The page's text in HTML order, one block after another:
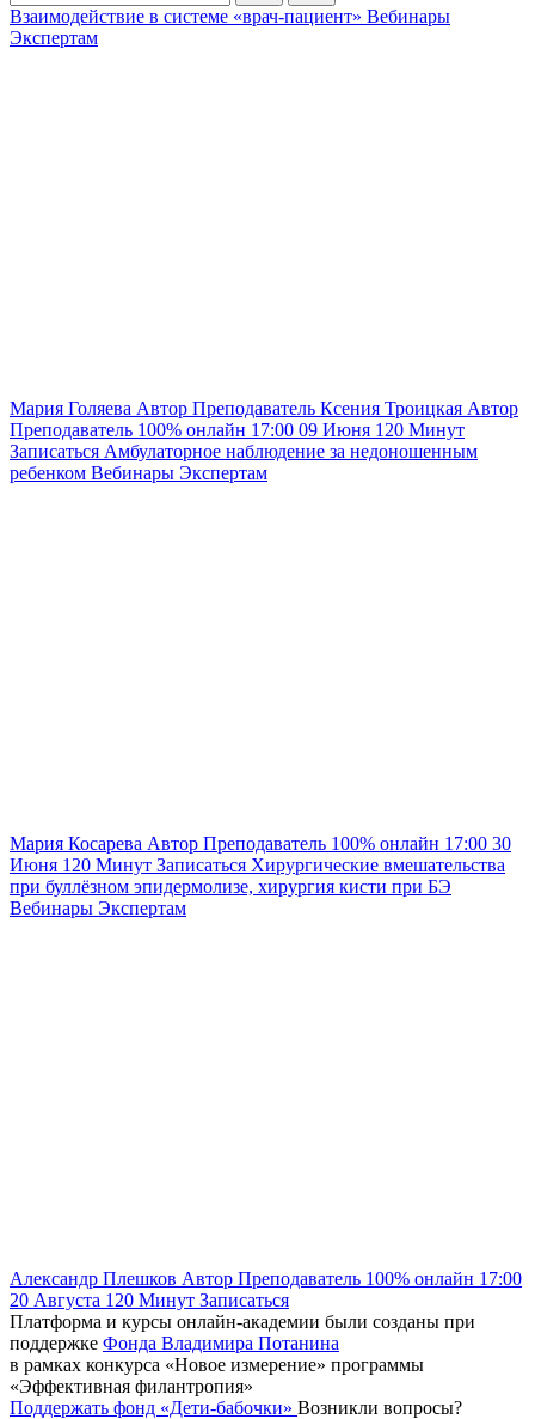
Взаимодействие в системе «врач-пациент» Вебинары
Экспертам
Мария Голяева Автор Преподаватель Ксения Троицкая Автор
Преподаватель 100% онлайн 17:00 09 Июня 120 Минут
Записаться Амбулаторное наблюдение за недоношенным
ребенком Вебинары Экспертам
Мария Косарева Автор Преподаватель 100% онлайн 17:00 30
Июня 120 Минут Записаться Хирургические вмешательства
при буллёзном эпидермолизе, хирургия кисти при БЭ
Вебинары Экспертам
Александр Плешков Автор Преподаватель 100% онлайн 17:00
20 Августа 120 Минут Записаться
Платформа и курсы онлайн-академии были созданы при
поддержке Фонда Владимира Потанина
в рамках конкурса «Новое измерение» программы
«Эффективная филантропия»
Поддержать фонд «Дети-бабочки» Возникли вопросы?